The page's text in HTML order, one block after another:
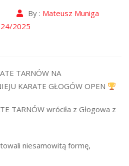
By : Mateusz Muniga
2025
TARNÓW NA
KARATE GŁOGÓW OPEN
TARNÓW wróciła z Głogowa z
niesamowitą formę,